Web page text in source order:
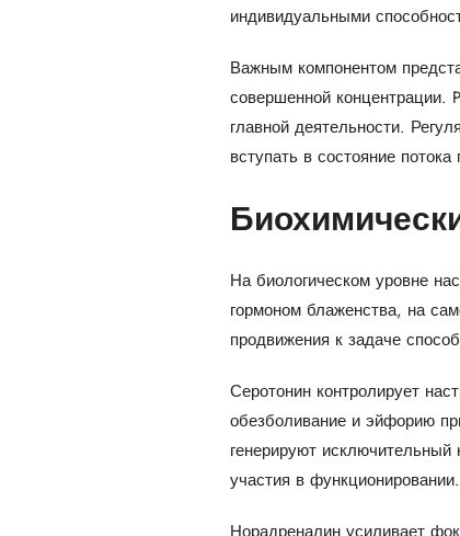
индивидуальными
Важным компонентом
совершенной концентрации.
главной деятельности.
вступать в состояние
На биологическом уровне
гормоном блаженства, на
продвижения к задаче
Серотонин контролирует
обезболивание и эйфорию
генерируют
участия в функционировании.